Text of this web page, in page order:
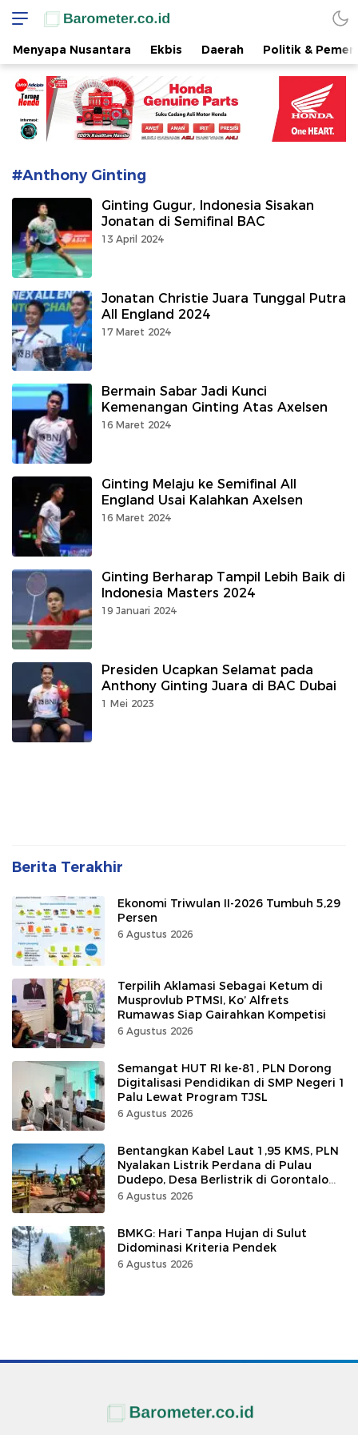
www.barometer.co.id
Berita Terkini di Sulawesi Utara
Menyapa Nusantara Ekbis Daerah Politik &
#Anthony Ginting
Ginting Gugur, Indonesia Sisakan
Jonatan di Semifinal BAC
13 April 2024
Jonatan Christie Juara Tunggal Putra
All England 2024
17 Maret 2024
Bermain Sabar Jadi Kunci
Kemenangan Ginting Atas Axelsen
16 Maret 2024
Ginting Melaju ke Semifinal All
England Usai Kalahkan Axelsen
16 Maret 2024
Ginting Berharap Tampil Lebih Baik di
Indonesia Masters 2024
19 Januari 2024
Presiden Ucapkan Selamat pada
Anthony Ginting Juara di BAC Dubai
1 Mei 2023
Berita Terakhir
Ekonomi Triwulan II-2026 Tumbuh 5,29
Persen
6 Agustus 2026
Terpilih Aklamasi Sebagai Ketum di
Musprovlub PTMSI, Ko’ Alfrets
Rumawas Siap Gairahkan Kompetisi
6 Agustus 2026
Semangat HUT RI ke-81, PLN Dorong
Digitalisasi Pendidikan di SMP Negeri 1
Palu Lewat Program TJSL
6 Agustus 2026
Bentangkan Kabel Laut 1,95 KMS, PLN
Nyalakan Listrik Perdana di Pulau
Dudepo, Desa Berlistrik di Gorontalo
100 Persen
6 Agustus 2026
BMKG: Hari Tanpa Hujan di Sulut
Didominasi Kriteria Pendek
6 Agustus 2026